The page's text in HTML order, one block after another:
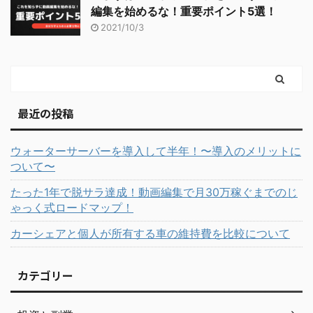
編集を始めるな！重要ポイント5選！
2021/10/3
最近の投稿
ウォーターサーバーを導入して半年！〜導入のメリットに
ついて〜
たった1年で脱サラ達成！動画編集で月30万稼ぐまでのじ
ゃっく式ロードマップ！
カーシェアと個人が所有する車の維持費を比較について
カテゴリー